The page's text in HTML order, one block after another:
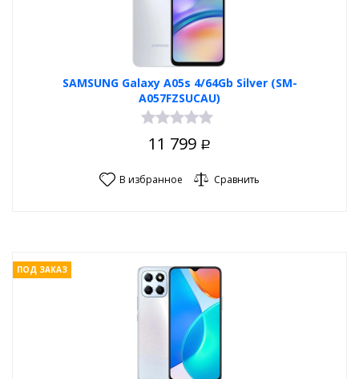
SAMSUNG Galaxy A05s 4/64Gb Silver (SM-
A057FZSUCAU)
11 799 Р
В избранное Сравнить
ПОД ЗАКАЗ